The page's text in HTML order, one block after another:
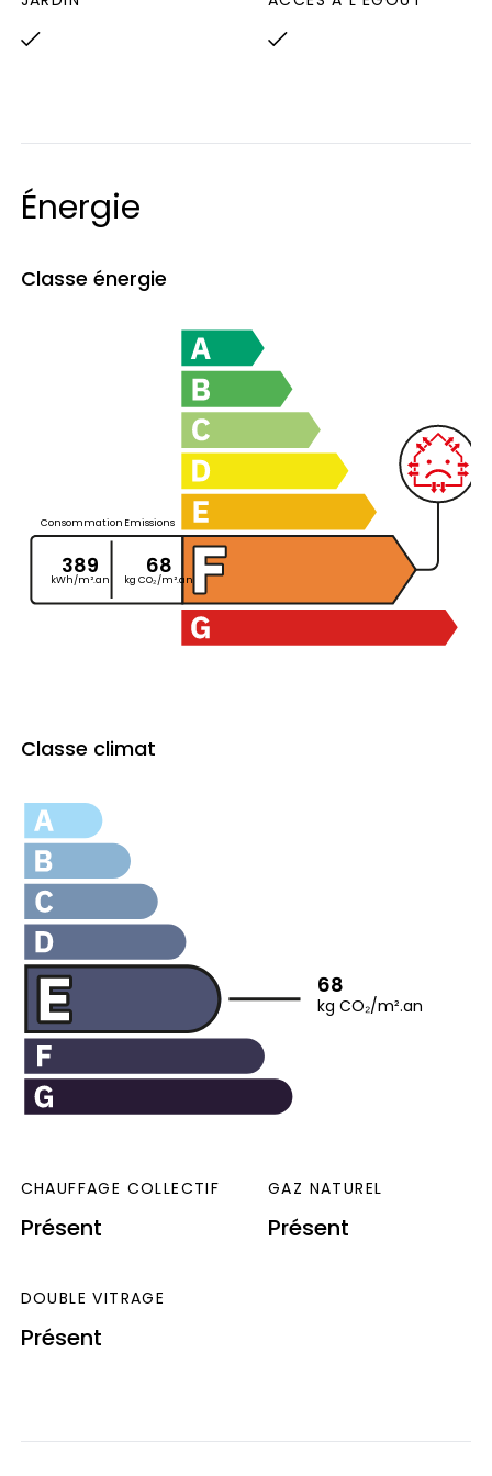
moyens des énergies indexés sur les années
disponibles sur le site Géorisques :
www.georisques.gouv.fr »
Énergie
Classe énergie
Consommation
389
kWh/m².an
Emissions
68
kg CO₂/m².an
Classe climat
68
kg CO₂/m².an
CHAUFFAGE COLLECTIF
Présent
GAZ NATUREL
Présent
DOUBLE VITRAGE
Présent